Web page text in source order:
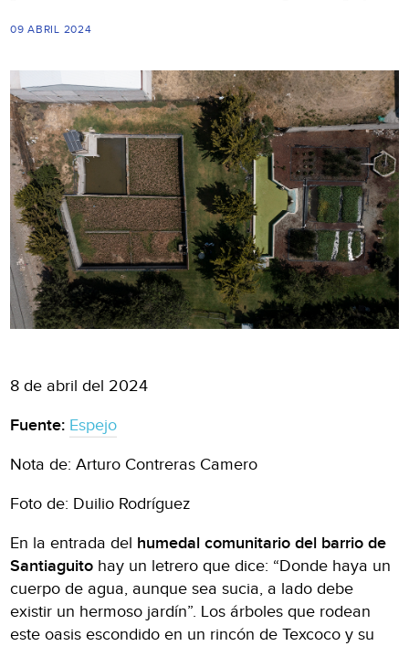
09 ABRIL 2024
8 de abril del 2024
Fuente: Espejo
Nota de: Arturo Contreras Camero
Foto de: Duilio Rodríguez
En la entrada del humedal comunitario del barrio de
Santiaguito hay un letrero que dice: “Donde haya un
cuerpo de agua, aunque sea sucia, a lado debe
existir un hermoso jardín”. Los árboles que rodean
este oasis escondido en un rincón de Texcoco y su